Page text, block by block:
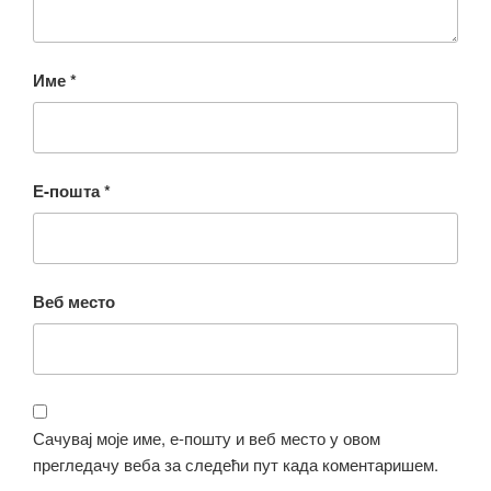
Име*
Е-пошта*
Веб место
Сачувај моје име, е-пошту и веб место у овом
прегледачу веба за следећи пут када коментаришем.